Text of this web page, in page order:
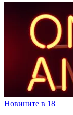
Новините в 18